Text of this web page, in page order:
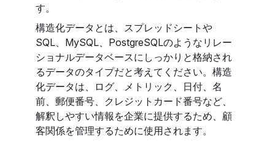
す。
構造化データとは、スプレッドシートや
SQL、MySQL、PostgreSQLのようなリレー
ショナルデータベースにしっかりと格納され
るデータのタイプだと考えてください。構造
化データは、ログ、メトリック、日付、名
前、郵便番号、クレジットカード番号など、
解釈しやすい情報を企業に提供するため、顧
客関係を管理するために使用されます。